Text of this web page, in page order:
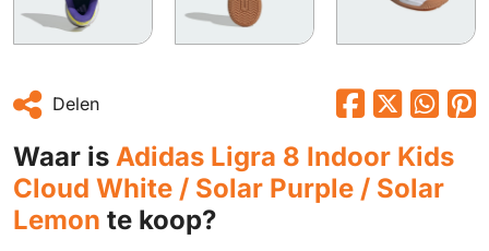
Delen
Waar is Adidas Ligra 8 Indoor Kids
Cloud White / Solar Purple / Solar
Lemon te koop?